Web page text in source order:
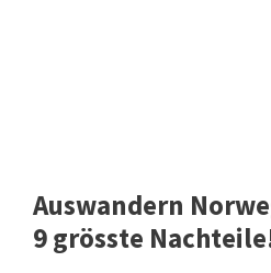
Auswandern
9 grösste